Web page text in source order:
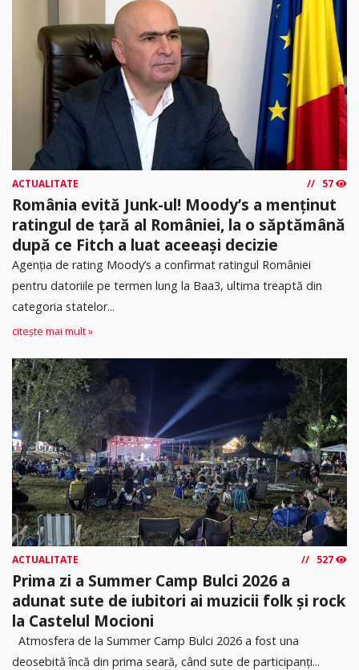
ACTUALITATE 57
România evită Junk-ul! Moody’s a menținut
ratingul de țară al României, la o săptămână
după ce Fitch a luat aceeași decizie
Agenția de rating Moody’s a confirmat ratingul României
pentru datoriile pe termen lung la Baa3, ultima treaptă din
categoria statelor...
citește mai mult »
ACTUALITATE 527
Prima zi a Summer Camp Bulci 2026 a
adunat sute de iubitori ai muzicii folk și rock
la Castelul Mocioni
Atmosfera de la Summer Camp Bulci 2026 a fost una
deosebită încă din prima seară, când sute de participanți...